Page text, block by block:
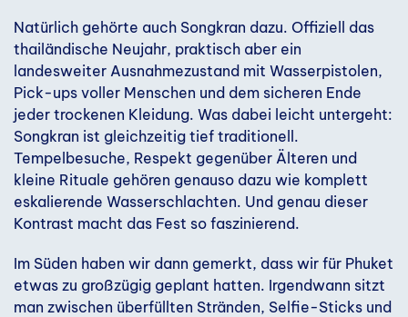
Natürlich gehörte auch Songkran dazu. Offiziell das
thailändische Neujahr, praktisch aber ein
landesweiter Ausnahmezustand mit Wasserpistolen,
Pick-ups voller Menschen und dem sicheren Ende
jeder trockenen Kleidung. Was dabei leicht untergeht:
Songkran ist gleichzeitig tief traditionell.
Tempelbesuche, Respekt gegenüber Älteren und
kleine Rituale gehören genauso dazu wie komplett
eskalierende Wasserschlachten. Und genau dieser
Kontrast macht das Fest so faszinierend.
Im Süden haben wir dann gemerkt, dass wir für Phuket
etwas zu großzügig geplant hatten. Irgendwann sitzt
man zwischen überfüllten Stränden, Selfie-Sticks und